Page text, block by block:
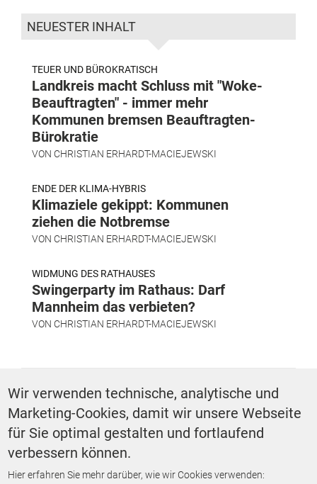
NEUESTER INHALT
TEUER UND BÜROKRATISCH
Landkreis macht Schluss mit "Woke-
Beauftragten" - immer mehr
Kommunen bremsen Beauftragten-
Bürokratie
VON CHRISTIAN ERHARDT-MACIEJEWSKI
ENDE DER KLIMA-HYBRIS
Klimaziele gekippt: Kommunen
ziehen die Notbremse
VON CHRISTIAN ERHARDT-MACIEJEWSKI
WIDMUNG DES RATHAUSES
Swingerparty im Rathaus: Darf
Mannheim das verbieten?
VON CHRISTIAN ERHARDT-MACIEJEWSKI
Schule
Wir verwenden technische, analytische und
Marketing-Cookies, damit wir unsere Webseite
für Sie optimal gestalten und fortlaufend
verbessern können.
Hier erfahren Sie mehr darüber, wie wir Cookies verwenden: